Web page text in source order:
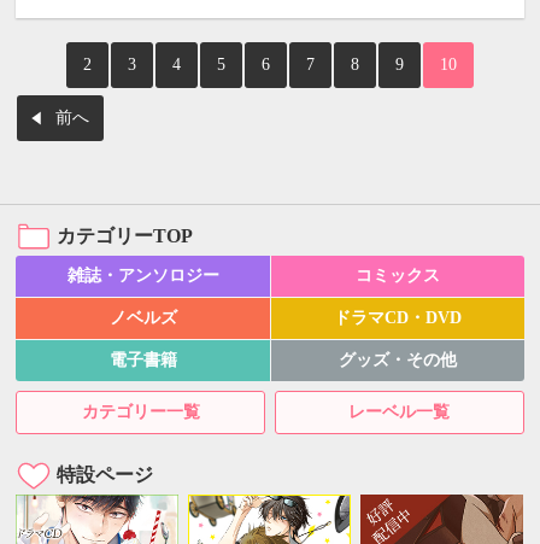
前へ
2 3 4 5 6 7 8 9 10
カテゴリーTOP
雑誌・アンソロジー コミックス
ノベルズ ドラマCD・DVD
電子書籍 グッズ・その他
カテゴリー一覧 レーベル一覧
特設ページ